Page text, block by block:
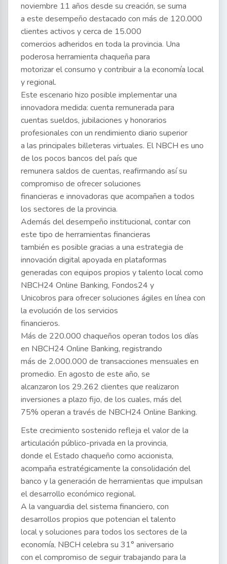
noviembre 11 años desde su creación, se suma
a este desempeño destacado con más de 120.000
clientes activos y cerca de 15.000
comercios adheridos en toda la provincia. Una
poderosa herramienta chaqueña para
motorizar el consumo y contribuir a la economía local
y regional.
Este escenario hizo posible implementar una
innovadora medida: cuenta remunerada para
cuentas sueldos, jubilaciones y honorarios
profesionales con un rendimiento diario superior
a las principales billeteras virtuales. El NBCH es uno
de los pocos bancos del país que
remunera saldos de cuentas, reafirmando así su
compromiso de ofrecer soluciones
financieras e innovadoras que acompañen a todos
los sectores de la provincia.
Además del desempeño institucional, contar con
este tipo de herramientas financieras
también es posible gracias a una estrategia de
innovación digital apoyada en plataformas
generadas con equipos propios y talento local como
NBCH24 Online Banking, Fondos24 y
Unicobros para ofrecer soluciones ágiles en línea con
la evolución de los servicios
financieros.
Más de 220.000 chaqueños operan todos los días
en NBCH24 Online Banking, registrando
más de 2.000.000 de transacciones mensuales en
promedio. En agosto de este año, se
alcanzaron los 29.262 clientes que realizaron
inversiones a plazo fijo, de los cuales, más del
75% operan a través de NBCH24 Online Banking.
Este crecimiento sostenido refleja el valor de la
articulación público-privada en la provincia,
donde el Estado chaqueño como accionista,
acompaña estratégicamente la consolidación del
banco y la generación de herramientas que impulsan
el desarrollo económico regional.
A la vanguardia del sistema financiero, con
desarrollos propios que potencian el talento
local y soluciones para todos los sectores de la
economía, NBCH celebra su 31° aniversario
con el compromiso de seguir trabajando para la